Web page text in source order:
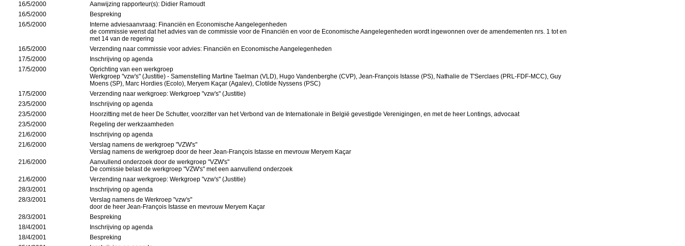
16/5/2000
Aanwijzing rapporteur(s): Didier Ramoudt
16/5/2000
Bespreking
16/5/2000
Interne adviesaanvraag: Financiën en Economische Aangelegenheden
de commissie wenst dat het advies van de commissie voor de Financiën en voor de Economische Aangelegenheden wordt ingewonnen over de amendementen nrs. 1 tot en
met 14 van de regering
16/5/2000
Verzending naar commissie voor advies: Financiën en Economische Aangelegenheden
17/5/2000
Inschrijving op agenda
17/5/2000
Oprichting van een werkgroep
Werkgroep "vzw's" (Justitie) - Samenstelling Martine Taelman (VLD), Hugo Vandenberghe (CVP), Jean-François Istasse (PS), Nathalie de T'Serclaes (PRL-FDF-MCC), Guy
Moens (SP), Marc Hordies (Ecolo), Meryem Kaçar (Agalev), Clotilde Nyssens (PSC)
17/5/2000
Verzending naar werkgroep: Werkgroep "vzw's" (Justitie)
23/5/2000
Inschrijving op agenda
23/5/2000
Hoorzitting met de heer De Schutter, voorzitter van het Verbond van de Internationale in België gevestigde Verenigingen, en met de heer Lontings, advocaat
23/5/2000
Regeling der werkzaamheden
21/6/2000
Inschrijving op agenda
21/6/2000
Verslag namens de werkgroep "VZW's"
Verslag namens de werkgroep door de heer Jean-François Istasse en mevrouw Meryem Kaçar
21/6/2000
Aanvullend onderzoek door de werkgroep "VZW's"
De comissie belast de werkgroep "VZW's" met een aanvullend onderzoek
21/6/2000
Verzending naar werkgroep: Werkgroep "vzw's" (Justitie)
28/3/2001
Inschrijving op agenda
28/3/2001
Verslag namens de Werkroep "vzw's"
door de heer Jean-François Istasse en mevrouw Meryem Kaçar
28/3/2001
Bespreking
18/4/2001
Inschrijving op agenda
18/4/2001
Bespreking